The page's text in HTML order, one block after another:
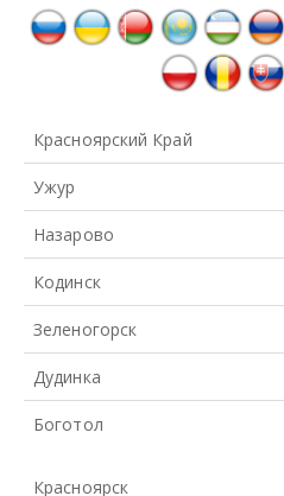
Красноярский Край
Ужур
Назарово
Кодинск
Зеленогорск
Дудинка
Боготол
Красноярск